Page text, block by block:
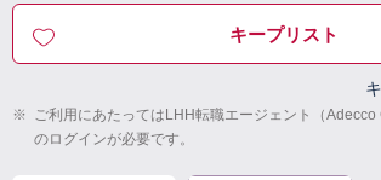
キープリスト
※ ご利用にあたってはLHH転職エージェント（
のログインが必要です。